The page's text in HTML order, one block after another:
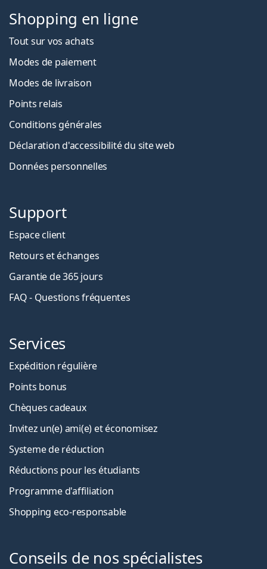
Shopping en ligne
Tout sur vos achats
Modes de paiement
Modes de livraison
Points relais
Conditions générales
Déclaration d'accessibilité du site web
Données personnelles
Support
Espace client
Retours et échanges
Garantie de 365 jours
FAQ - Questions fréquentes
Services
Expédition régulière
Points bonus
Chèques cadeaux
Invitez un(e) ami(e) et économisez
Systeme de réduction
Réductions pour les étudiants
Programme d'affiliation
Shopping eco-responsable
Conseils de nos spécialistes